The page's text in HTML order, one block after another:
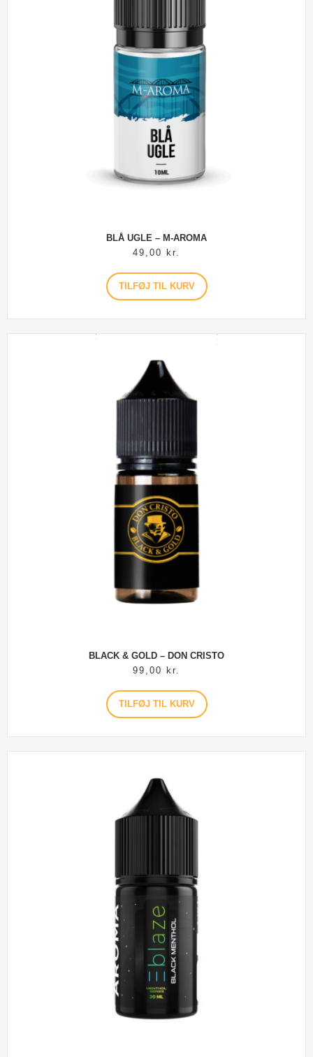
BLÅ UGLE – M-AROMA
49,00
kr.
TILFØJ TIL KURV
BLACK & GOLD – DON CRISTO
99,00
kr.
TILFØJ TIL KURV